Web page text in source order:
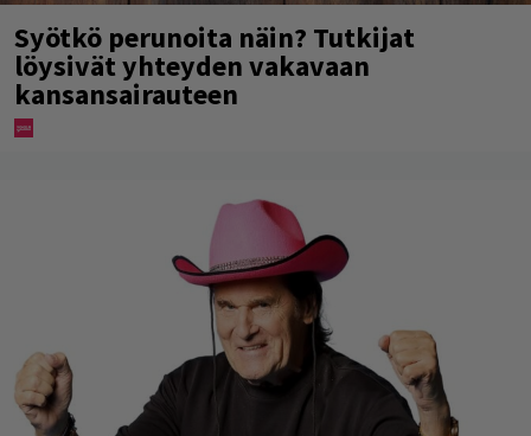
Syötkö perunoita näin? Tutkijat
löysivät yhteyden vakavaan
kansansairauteen